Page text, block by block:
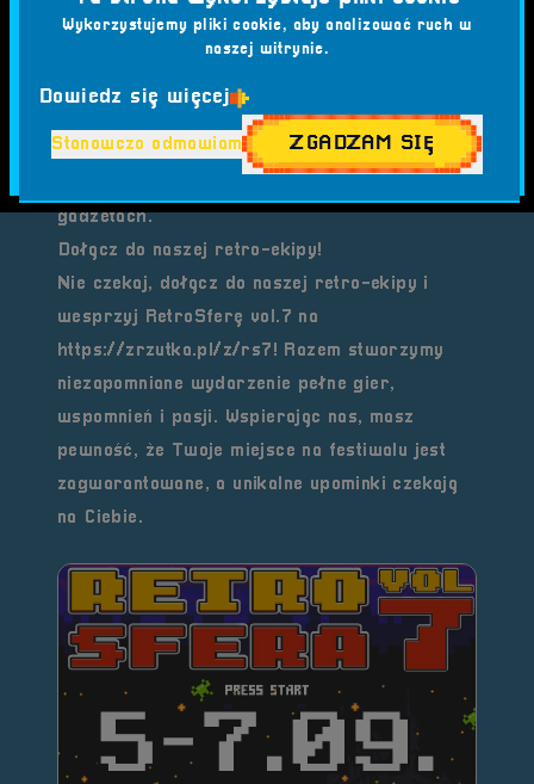
Dzięki wsparciu przez zrzutkę, masz
, że Twój upominek czeka na Ciebie
jeszcze w miesiącu poprzedzającym
wydarzenie, dzięki czemu już na RetroSferze
gadżetach.
Dołącz do naszej retro-ekipy!
Nie czekaj, dołącz do naszej retro-ekipy i
wesprzyj RetroSferę vol.7 na
https://zrzutka.pl/z/rs7! Razem stworzymy
niezapomniane wydarzenie pełne gier,
wspomnień i pasji. Wspierając nas, masz
pewność, że Twoje miejsce na festiwalu jest
zagwarantowane, a unikalne upominki czekają
na Ciebie.
Wykorzystujemy pliki cookie, aby analizować ruch w
naszej witrynie.
Dowiedz się więcej
Stanowczo odmawiam ZGADZAM SIĘ